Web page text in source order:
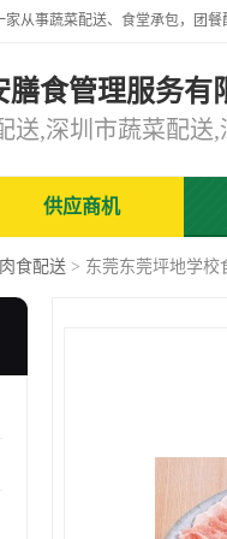
膳食管理服务有
供应商机
肉食配送 > 东莞东莞坪地学校